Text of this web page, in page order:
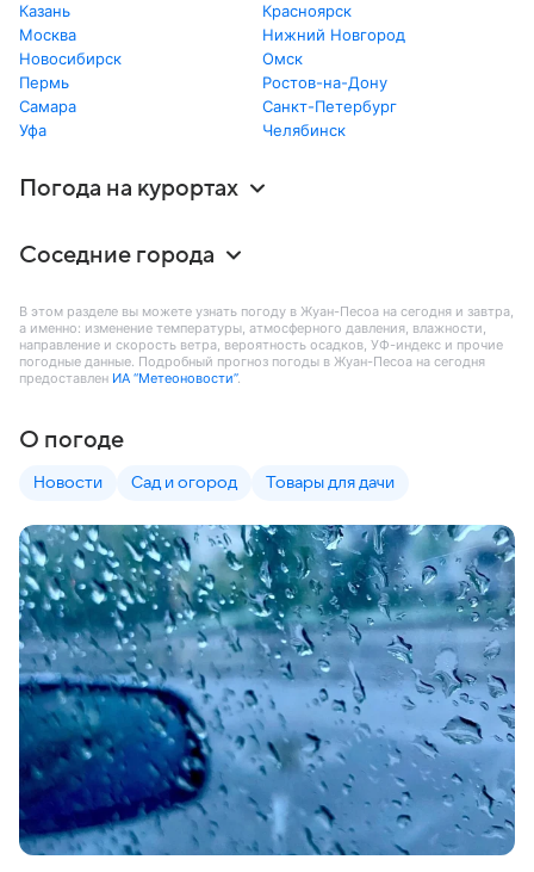
Казань
Красноярск
Москва
Нижний Новгород
Новосибирск
Омск
Пермь
Ростов-на-Дону
Самара
Санкт-Петербург
Уфа
Челябинск
Погода на курортах
Соседние города
В этом разделе вы можете узнать погоду в Жуан-Песоа на сегодня и завтра,
а именно: изменение температуры, атмосферного давления, влажности,
направление и скорость ветра, вероятность осадков, УФ-индекс и прочие
погодные данные. Подробный прогноз погоды в Жуан-Песоа на сегодня
предоставлен ИА “Метеоновости”.
О погоде
Новости Сад и огород Товары для дачи